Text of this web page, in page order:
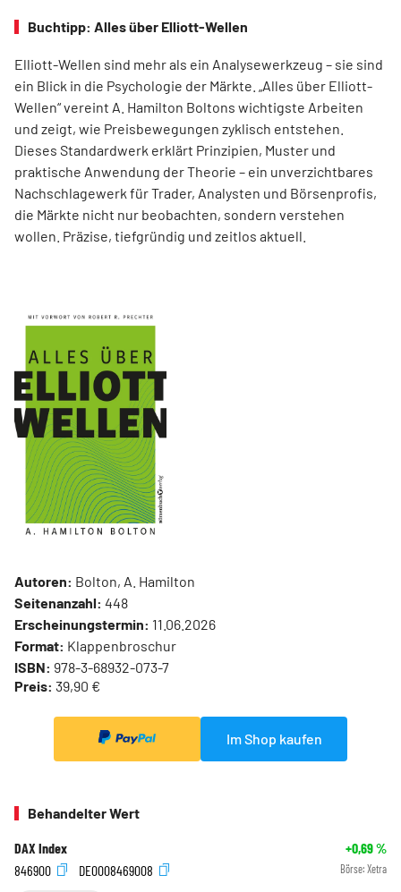
Buchtipp: Alles über Elliott-Wellen
Elliott-Wellen sind mehr als ein Analysewerkzeug – sie sind
ein Blick in die Psychologie der Märkte. „Alles über Elliott-
Wellen“ vereint A. Hamilton Boltons wichtigste Arbeiten
und zeigt, wie Preisbewegungen zyklisch entstehen.
Dieses Standardwerk erklärt Prinzipien, Muster und
praktische Anwendung der Theorie – ein unverzichtbares
Nachschlagewerk für Trader, Analysten und Börsenprofis,
die Märkte nicht nur beobachten, sondern verstehen
wollen. Präzise, tiefgründig und zeitlos aktuell.
Autoren: Bolton, A. Hamilton
Seitenanzahl: 448
Erscheinungstermin: 11.06.2026
Format: Klappenbroschur
ISBN: 978-3-68932-073-7
Preis: 39,90 €
Im Shop kaufen
Behandelter Wert
DAX Index +0,69%
846900
DE0008469008 Börse: Xetra